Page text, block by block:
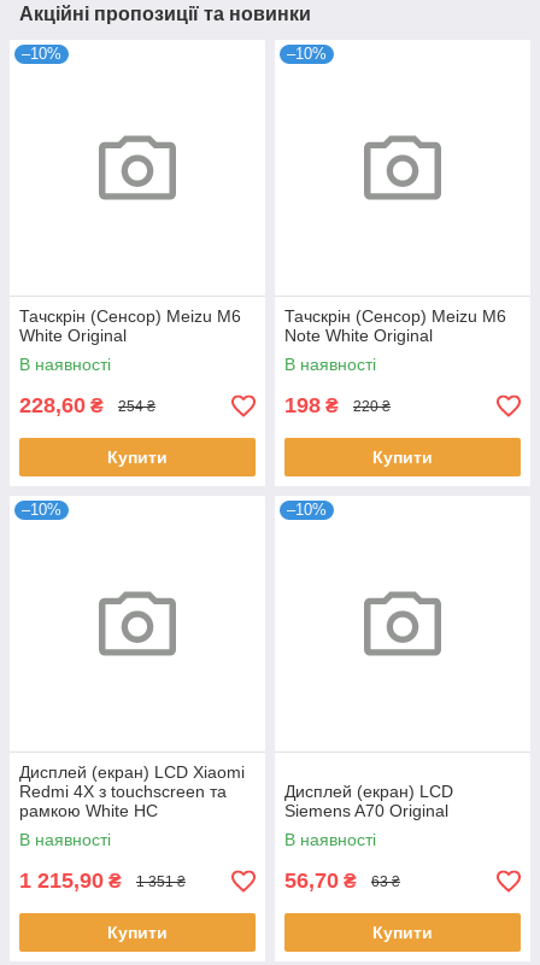
Акційні пропозиції та новинки
–10%
Тачскрін (Сенсор) Meizu M6
White Original
В наявності
228,60 ₴ 254 ₴
Купити
–10%
Тачскрін (Сенсор) Meizu M6
Note White Original
В наявності
198 ₴ 220 ₴
Купити
–10%
Дисплей (екран) LCD Xiaomi
Redmi 4X з touchscreen та
рамкою White HC
В наявності
1 215,90 ₴ 1 351 ₴
Купити
–10%
Дисплей (екран) LCD
Siemens A70 Original
В наявності
56,70 ₴ 63 ₴
Купити